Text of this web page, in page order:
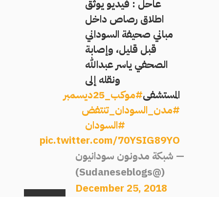
عاحل : فيديو يوثق
اطلاق رصاص داخل
مباني صحيفة السوداني
قبل قليل، وإصابة
الصحفي ياسر عبدالله
ونقله إلى
المستشفى#موكب_25ديسمبر
#مدن_السودان_تنتفض
#السودان
pic.twitter.com/70YSIG89YO
— شبكة مدونون سودانيون
(@Sudaneseblogs)
December 25, 2018